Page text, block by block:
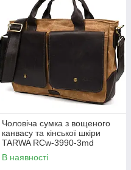
Чоловіча сумка з вощеного
канвасу та кінської шкіри
TARWA RCw-3990-3md
В наявності